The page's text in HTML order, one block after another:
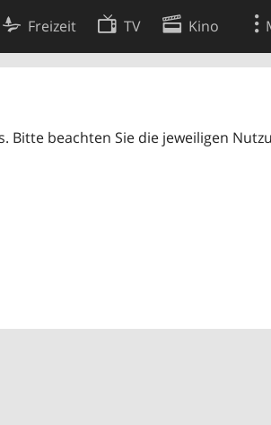
Freizeit TV Kino
beachten Sie die jeweiligen